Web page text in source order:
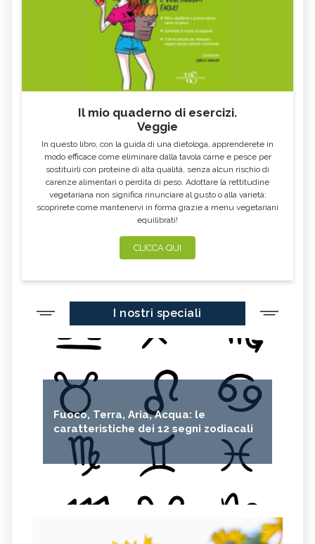
Il mio quaderno di esercizi.
Veggie
In questo libro, con la guida di una dietologa, apprenderete in
modo efficace come eliminare dalla tavola carne e pesce per
sostituirli con proteine di alta qualità, senza alcun rischio di
carenze alimentari o perdita di peso. Adottare la rettitudine
vegetariana non significa rinunciare al gusto o alla varietà:
scoprirete come mantenervi in forma grazie a menu vegetariani
equilibrati!
CLICCA QUI
I nostri speciali
Fuoco, Terra, Aria, Acqua: le
caratteristiche dei 12 segni zodiacali